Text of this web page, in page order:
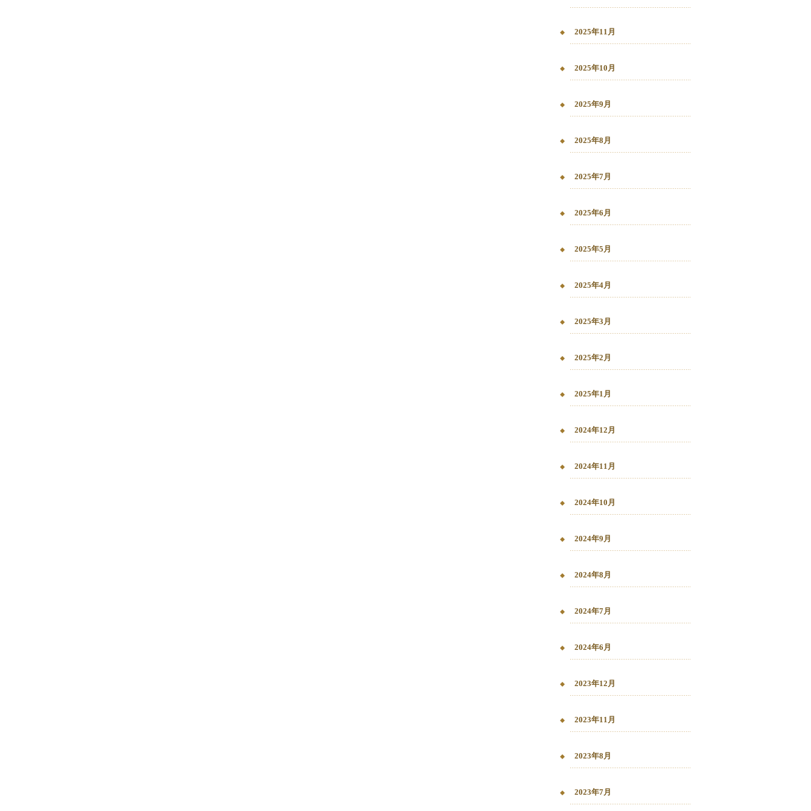
2025年11月
2025年10月
2025年9月
2025年8月
2025年7月
2025年6月
2025年5月
2025年4月
2025年3月
2025年2月
2025年1月
2024年12月
2024年11月
2024年10月
2024年9月
2024年8月
2024年7月
2024年6月
2023年12月
2023年11月
2023年8月
2023年7月